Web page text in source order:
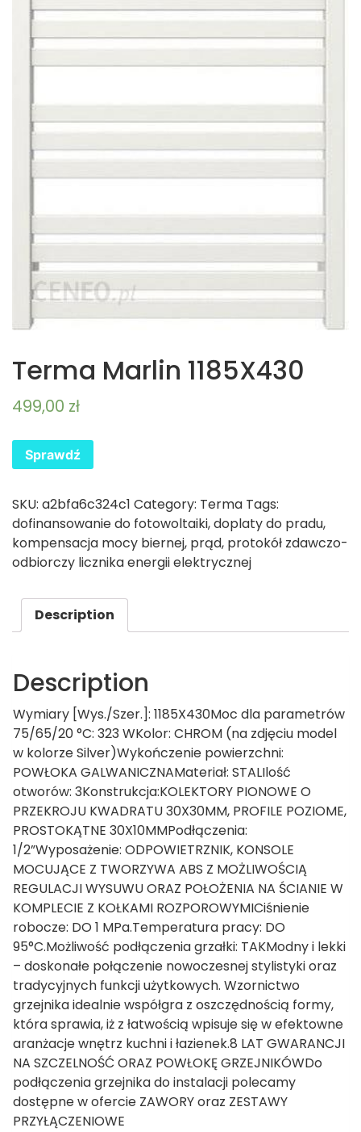
Terma Marlin 1185X430
499,00 zł
Sprawdź
SKU: a2bfa6c324c1 Category: Terma Tags:
dofinansowanie do fotowoltaiki,doplaty do pradu,
kompensacja mocy biernej, prąd, protokół zdawczo-
odbiorczy licznika energii elektrycznej
Description
Description
Wymiary [Wys./Szer.]: 1185X430Moc dla parametrów
75/65/20 °C: 323 WKolor: CHROM (na zdjęciu model
w kolorze Silver)Wykończenie powierzchni:
POWŁOKA GALWANICZNAMateriał: STALIlość
otworów: 3Konstrukcja:KOLEKTORY PIONOWE O
PRZEKROJU KWADRATU 30X30MM, PROFILE POZIOME,
PROSTOKĄTNE 30X10MMPodłączenia:
1/2”Wyposażenie: ODPOWIETRZNIK, KONSOLE
MOCUJĄCE Z TWORZYWA ABS Z MOŻLIWOŚCIĄ
REGULACJI WYSUWU ORAZ POŁOŻENIA NA ŚCIANIE W
KOMPLECIE Z KOŁKAMI ROZPOROWYMICiśnienie
robocze: DO 1 MPa.Temperatura pracy: DO
95°C.Możliwość podłączenia grzałki: TAKModny i lekki
– doskonałe połączenie nowoczesnej stylistyki oraz
tradycyjnych funkcji użytkowych. Wzornictwo
grzejnika idealnie współgra z oszczędnością formy,
która sprawia, iż z łatwością wpisuje się w efektowne
aranżacje wnętrz kuchni i łazienek.8 LAT GWARANCJI
NA SZCZELNOŚĆ ORAZ POWŁOKĘ GRZEJNIKÓWDo
podłączenia grzejnika do instalacji polecamy
dostępne w ofercie ZAWORY oraz ZESTAWY
PRZYŁĄCZENIOWE